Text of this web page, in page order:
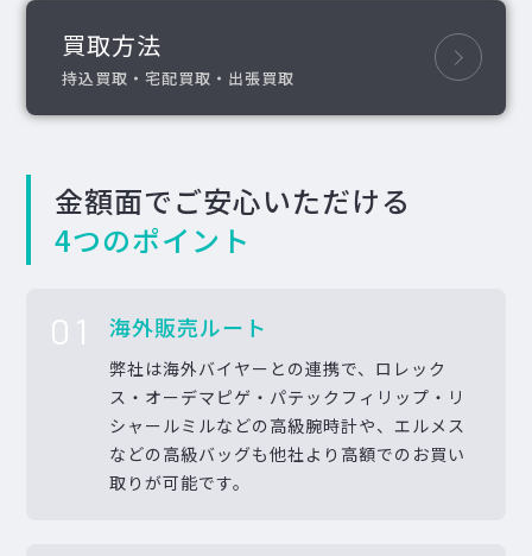
買取方法
持込買取・宅配買取・出張買取
金額面でご安心いただける
4つのポイント
01 海外販売ルート
弊社は海外バイヤーとの連携で、ロレック
ス・オーデマピゲ・パテックフィリップ・リ
シャールミルなどの高級腕時計や、エルメス
などの高級バッグも他社より高額でのお買い
取りが可能です。